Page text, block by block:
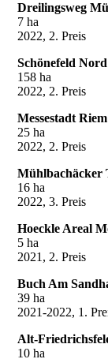
Dreilingsweg
7 ha
2022, 2. Preis
Schönefeld Nord
158 ha
2022, 2. Preis
Messestadt
25 ha
2022, 2. Preis
Mühlbachäcker
16 ha
2022, 3. Preis
Hoeckle Areal
5 ha
2021, 2. Preis
Buch Am
39 ha
2021-2022, 1.
Alt-
10 ha